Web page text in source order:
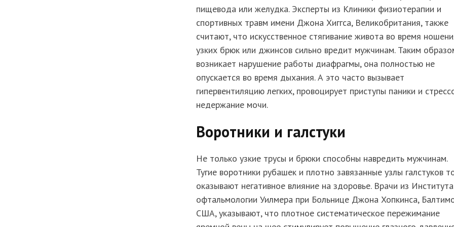
пищевода или желудка. Эксперты из Клиники физиотерапии и
спортивных травм имени Джона Хиггса, Великобритания, также
считают, что искусственное стягивание живота во время
узких брюк или джинсов сильно вредит мужчинам. Таким
возникает нарушение работы диафрагмы, она полностью не
опускается во время дыхания. А это часто вызывает
гипервентиляцию легких, провоцирует приступы паники и
недержание мочи.
Воротники и галстуки
Не только узкие трусы и брюки способны навредить мужчинам.
Тугие воротники рубашек и плотно завязанные узлы галстуков
оказывают негативное влияние на здоровье. Врачи из Института
офтальмологии Уилмера при Больнице Джона Хопкинса,
США, указывают, что плотное систематическое пережимание